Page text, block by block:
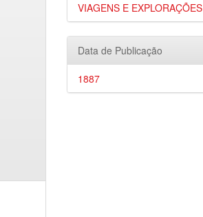
VIAGENS E EXPLORAÇÕES
Data de Publicação
1887